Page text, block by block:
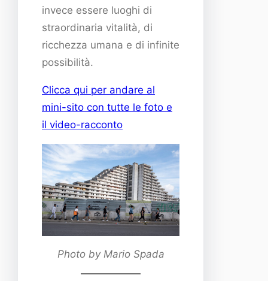
invece essere luoghi di
straordinaria vitalità, di
ricchezza umana e di infinite
possibilità.
Clicca qui per andare al
mini-sito con tutte le foto e
il video-racconto
Photo by Mario Spada